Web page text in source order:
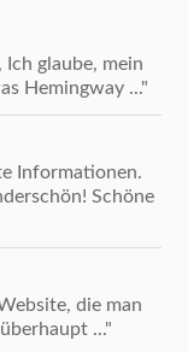
glaube, mein
Hemingway ..."
Informationen.
Schöne
die man
..."